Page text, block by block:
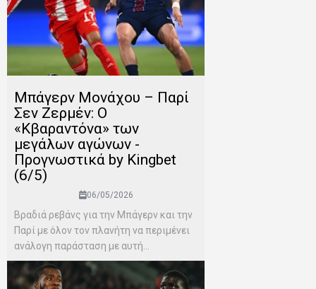
Μπάγερν Μονάχου – Παρί
Σεν Ζερμέν: Ο
«Κβαραντόνα» των
μεγάλων αγώνων -
Προγνωστικά by Kingbet
(6/5)
06/05/2026
Βραδιά ρεβάνς για την Μπάγερν και την
Παρί με όλον τον πλανήτη να περιμένει
ανάλογη παράσταση με αυτή...